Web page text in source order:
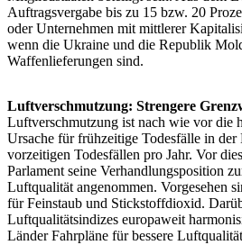
Auftragsvergabe bis zu 15 bzw. 20
oder Unternehmen mit mittlerer
wenn die Ukraine und die Republik
Waffenlieferungen sind.
Luftverschmutzung: Strengere
Luftverschmutzung ist nach wie vor die
Ursache für frühzeitige Todesfälle in
vorzeitigen Todesfällen pro Jahr. Vor
Parlament seine Verhandlungsposition
Luftqualität angenommen. Vorgesehen
für Feinstaub und Stickstoffdioxid.
Luftqualitätsindizes europaweit
Länder Fahrpläne für bessere